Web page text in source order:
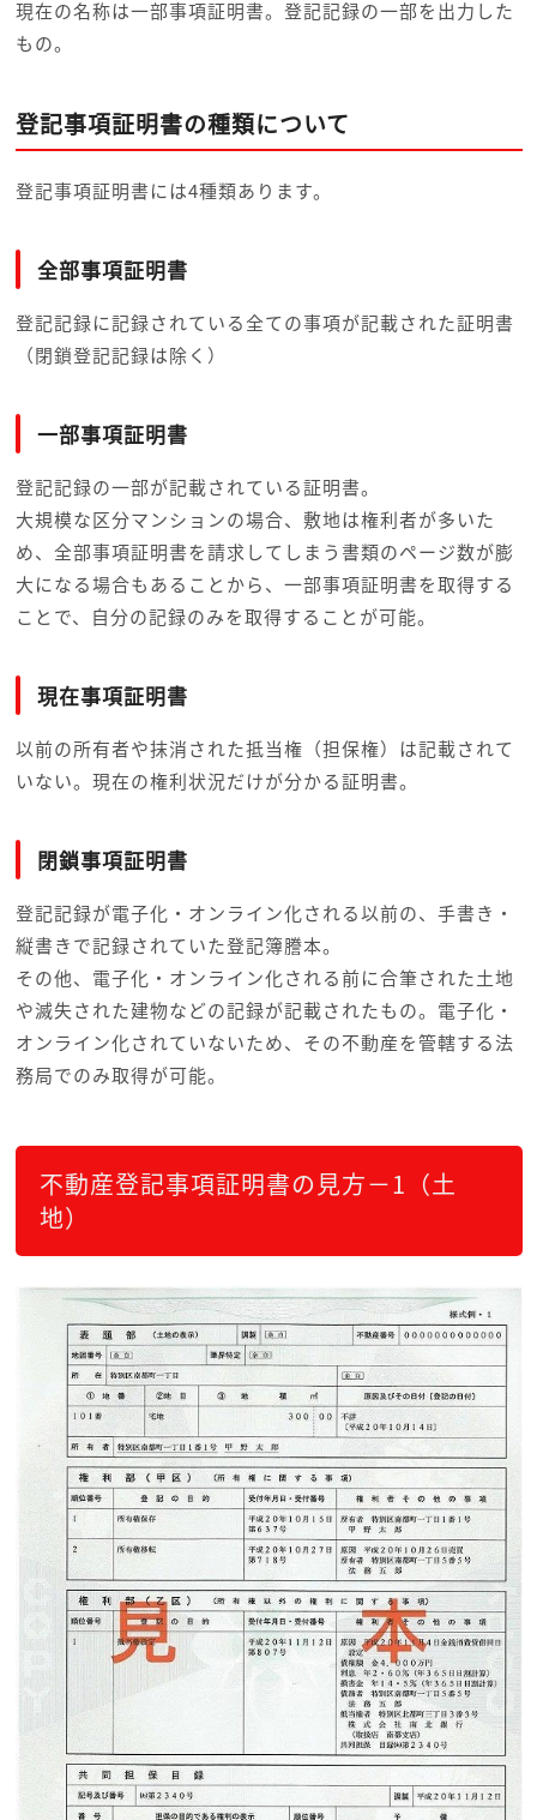
現在の名称は一部事項証明書。登記記録の一部を出力した
もの。
登記事項証明書の種類について
登記事項証明書には4種類あります。
全部事項証明書
登記記録に記録されている全ての事項が記載された証明書
（閉鎖登記記録は除く）
一部事項証明書
登記記録の一部が記載されている証明書。
大規模な区分マンションの場合、敷地は権利者が多いた
め、全部事項証明書を請求してしまう書類のページ数が膨
大になる場合もあることから、一部事項証明書を取得する
ことで、自分の記録のみを取得することが可能。
現在事項証明書
以前の所有者や抹消された抵当権（担保権）は記載されて
いない。現在の権利状況だけが分かる証明書。
閉鎖事項証明書
登記記録が電子化・オンライン化される以前の、手書き・
縦書きで記録されていた登記簿謄本。
その他、電子化・オンライン化される前に合筆された土地
や滅失された建物などの記録が記載されたもの。電子化・
オンライン化されていないため、その不動産を管轄する法
務局でのみ取得が可能。
不動産登記事項証明書の見方－1（土
地）